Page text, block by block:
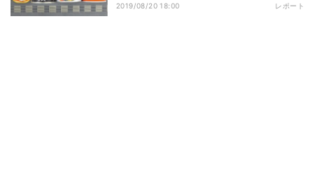
2019/08/20 18:00 レポート